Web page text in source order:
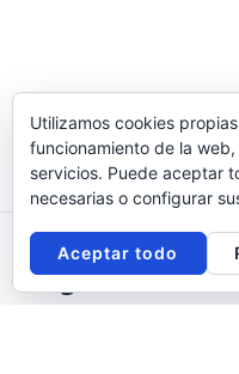
Síguenos en
Utilizamos cookies
funcionamiento de la
servicios. Puede aceptar
necesarias o configurar
Aceptar todo